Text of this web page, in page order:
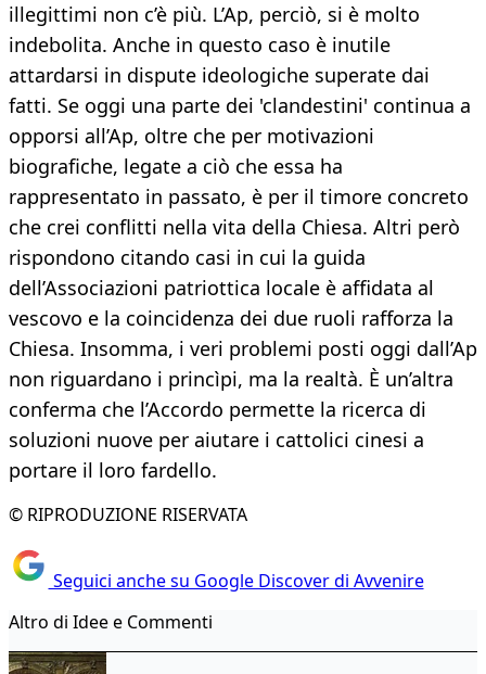
illegittimi non c’è più. L’Ap, perciò, si è molto
indebolita. Anche in questo caso è inutile
attardarsi in dispute ideologiche superate dai
fatti. Se oggi una parte dei 'clandestini' continua a
opporsi all’Ap, oltre che per motivazioni
biografiche, legate a ciò che essa ha
rappresentato in passato, è per il timore concreto
che crei conflitti nella vita della Chiesa. Altri però
rispondono citando casi in cui la guida
dell’Associazioni patriottica locale è affidata al
vescovo e la coincidenza dei due ruoli rafforza la
Chiesa. Insomma, i veri problemi posti oggi dall’Ap
non riguardano i princìpi, ma la realtà. È un’altra
conferma che l’Accordo permette la ricerca di
soluzioni nuove per aiutare i cattolici cinesi a
portare il loro fardello.
© RIPRODUZIONE RISERVATA
Seguici anche su Google Discover di Avvenire
Altro di Idee e Commenti